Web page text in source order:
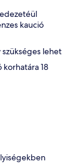
kaució
lehet
korhatára 18